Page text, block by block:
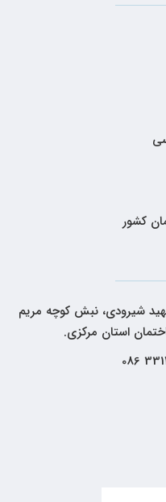
کشور
شیرودی، نبش کوچه مریم
استان مرکزی.